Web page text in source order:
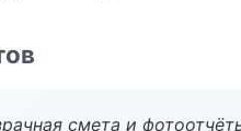
смета и